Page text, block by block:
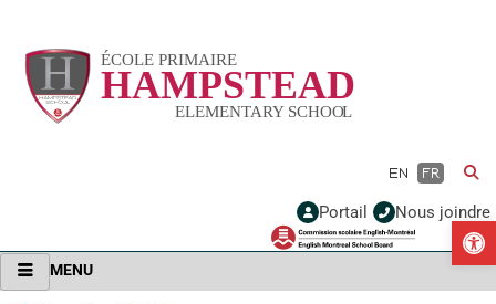
EN FR
Portail Nous joindre
MENU